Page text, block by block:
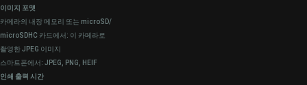
이미지 포맷
카메라의 내장 메모리 또는 microSD/
microSDHC 카드에서: 이 카메라로
촬영한 JPEG 이미지
스마트폰에서: JPEG, PNG, HEIF
인쇄 출력 시간